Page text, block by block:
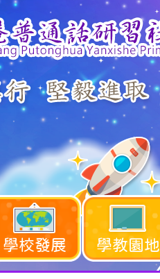
學校發展 學教園地